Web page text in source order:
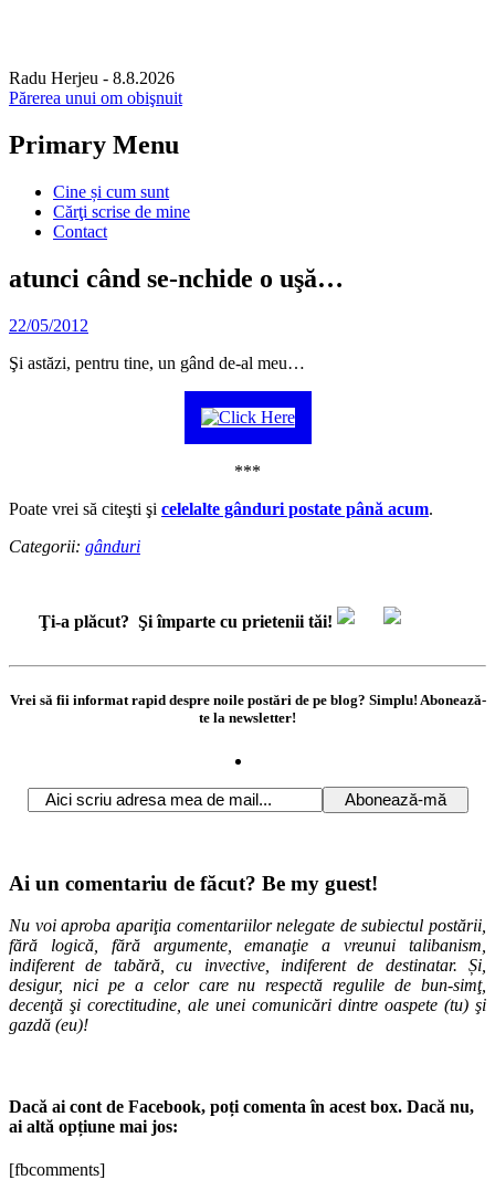
Radu Herjeu - 8.8.2026
Părerea unui om obişnuit
Primary Menu
Skip
content
Cine și cum sunt
Cărţi scrise de mine
Contact
atunci când se-nchide o uşă…
22/05/2012
Şi astăzi, pentru tine, un gând de-al meu…
***
Poate vrei să citeşti şi celelalte gânduri postate până acum.
Categorii: gânduri
Ţi-a plăcut? Şi împarte cu prietenii tăi!
Vrei să fii informat rapid despre noile postări de pe blog? Simplu! Abonează-
te la newsletter!
Ai un comentariu de făcut? Be my guest!
Nu voi aproba apariţia comentariilor nelegate de subiectul postării,
fără logică, fără argumente, emanaţie a vreunui talibanism,
indiferent de tabără, cu invective, indiferent de destinatar. Și,
desigur, nici pe a celor care nu respectă regulile de bun-simţ,
decenţă şi corectitudine, ale unei comunicări dintre oaspete (tu) şi
gazdă (eu)!
Dacă ai cont de Facebook, poți comenta în acest box. Dacă nu,
ai altă opțiune mai jos:
[fbcomments]